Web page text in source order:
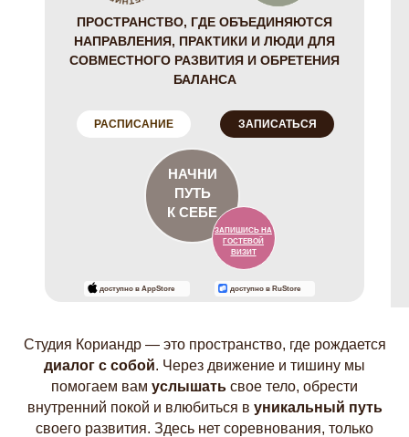
ПРОСТРАНСТВО, ГДЕ ОБЪЕДИНЯЮТСЯ
НАПРАВЛЕНИЯ, ПРАКТИКИ И ЛЮДИ ДЛЯ
СОВМЕСТНОГО РАЗВИТИЯ И ОБРЕТЕНИЯ
БАЛАНСА
ЗАПИСАТЬСЯ
РАСПИСАНИЕ
НАЧНИ
ПУТЬ
К СЕБЕ
доступно в AppStore доступно в RuStore
ЗАПИШИСЬ НА
ГОСТЕВОЙ
ВИЗИТ
Студия Кориандр — это пространство, где рождается
диалог с собой. Через движение и тишину мы
помогаем вам услышать свое тело, обрести
внутренний покой и влюбиться в уникальный путь
своего развития. Здесь нет соревнования, только